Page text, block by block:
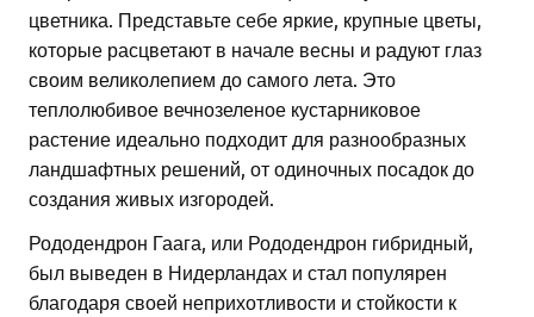
цветника. Представьте себе яркие, крупные цветы,
которые расцветают в начале весны и радуют глаз
своим великолепием до самого лета. Это
теплолюбивое вечнозеленое кустарниковое
растение идеально подходит для разнообразных
ландшафтных решений, от одиночных посадок до
создания живых изгородей.
Рододендрон Гаага, или Рододендрон гибридный,
был выведен в Нидерландах и стал популярен
благодаря своей неприхотливости и стойкости к